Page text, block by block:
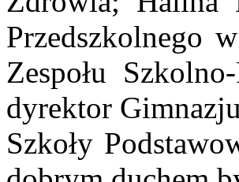
Przedszkolnego
Zespołu
dyrektor
Szkoły